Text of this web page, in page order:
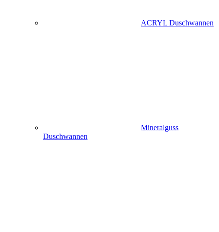
ACRYL Duschwannen
Mineralguss
Duschwannen